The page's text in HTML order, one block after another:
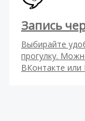
Запись
Выбирайте
прогулку.
ВКонтакте